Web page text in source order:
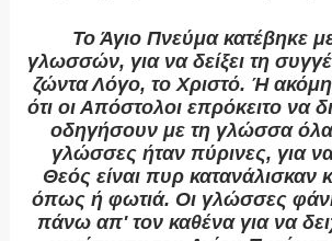
Το Άγιο Πνεύμα κατέβηκε
γλωσσών, για να δείξει τη
ζώντα Λόγο, το Χριστό. Ή ακόμη,
ότι οι Απόστολοι επρόκειτο να
οδηγήσουν με τη γλώσσα όλα
γλώσσες ήταν πύρινες, για να
Θεός είναι πυρ κατανάλισκαν
όπως ή φωτιά. Οι γλώσσες
πάνω απ' τον καθένα για να